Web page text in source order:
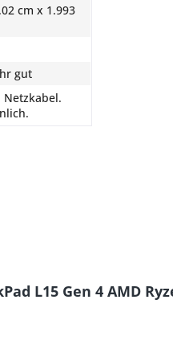
cm x 1.993
gut
Netzkabel.
L15 Gen 4 AMD